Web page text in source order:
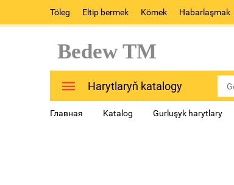
Töleg Eltip bermek Kömek Habarlaşmak
Bedew TM
Harytlaryň katalogy
Главная Katalog Gurluşyk harytlary